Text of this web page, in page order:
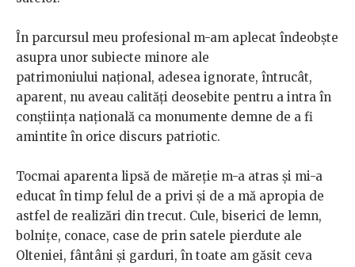
În parcursul meu profesional m-am aplecat îndeobște
asupra unor subiecte minore ale
patrimoniului național, adesea ignorate, întrucât,
aparent, nu aveau calități deosebite pentru a intra în
conștiința națională ca monumente demne de a fi
amintite în orice discurs patriotic.
Tocmai aparenta lipsă de măreție m-a atras și mi-a
educat în timp felul de a privi și de a mă apropia de
astfel de realizări din trecut. Cule, biserici de lemn,
bolnițe, conace, case de prin satele pierdute ale
Olteniei, fântâni și garduri, în toate am găsit ceva